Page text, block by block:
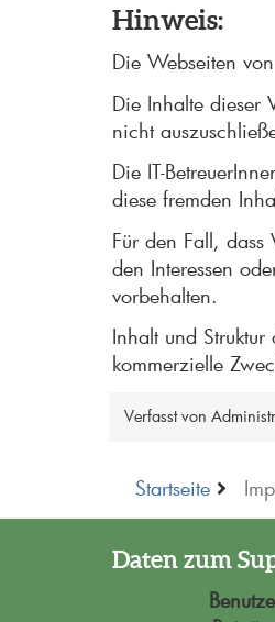
Hinweis:
Die Webseiten von
Die Inhalte dieser
nicht
Die IT-
diese fremden
Für den Fall, dass
den Interessen
vorbehalten.
Inhalt und
kommerzielle
Verfasst von
Startseite
Daten zum